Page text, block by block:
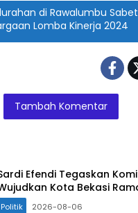
di Rawalumbu Sabet
Lomba Kinerja 2024
Tambah Komentar
Efendi Tegaskan
Kota Bekasi
Politik 2026-08-06